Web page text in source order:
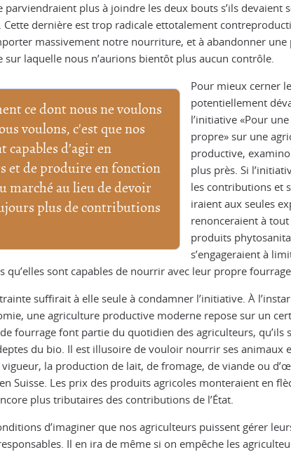
parviendraient plus à joindre les deux bouts s’ils devaient
Cette dernière est trop radicale ettotalement
massivement notre nourriture, et à abandonner une
sur laquelle nous n’aurions bientôt plus aucun contrôle.
ce dont nous ne voulons
voulons, c'est que nos
capables d’agir en
et de produire en fonction
marché au lieu de devoir
plus de contributions
Pour mieux cerner
potentiellement
l’initiative «Pour
propre» sur une
productive,
plus près. Si
les contributions et
iraient aux seules
renonceraient à tout
produits
s’engageraient à
qu’elles sont capables de nourrir avec leur propre
suffirait à elle seule à condamner l’initiative. À
une agriculture productive moderne repose sur un
fourrage font partie du quotidien des agriculteurs, qu’ils
du bio. Il est illusoire de vouloir nourrir ses animaux
la production de lait, de fromage, de viande ou
Suisse. Les prix des produits agricoles monteraient en
plus tributaires des contributions de l’État.
d’imaginer que nos agriculteurs puissent gérer
Il en ira de même si on empêche les